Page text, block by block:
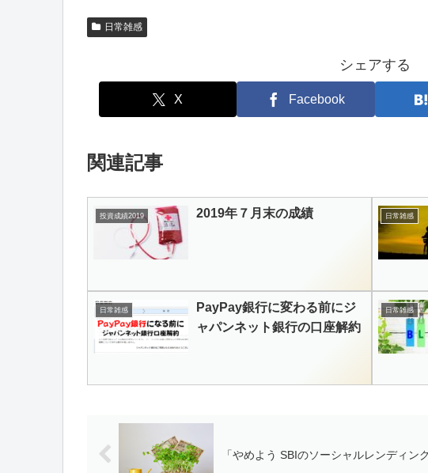
日常雑感
シェアする
X Facebook
関連記事
投資成績2019 2019年７月末の成績 日常雑感
日常雑感
PayPay銀行に変わる前にジ
ャパンネット銀行の口座解約
日常雑感
「やめよう SBIのソーシャルレンディン